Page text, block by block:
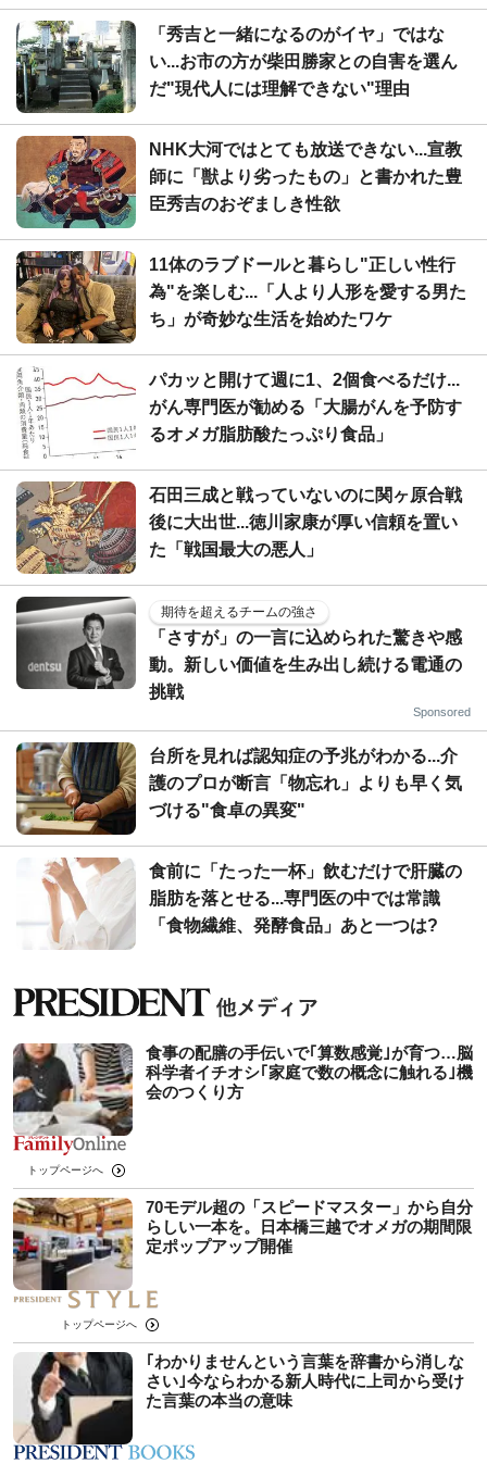
「秀吉と一緒になるのがイヤ」ではな
い...お市の方が柴田勝家との自害を選ん
だ"現代人には理解できない"理由
NHK大河ではとても放送できない...宣教
師に「獣より劣ったもの」と書かれた豊
臣秀吉のおぞましき性欲
11体のラブドールと暮らし"正しい性行
為"を楽しむ...「人より人形を愛する男た
ち」が奇妙な生活を始めたワケ
パカッと開けて週に1、2個食べるだけ...
がん専門医が勧める「大腸がんを予防す
るオメガ脂肪酸たっぷり食品」
石田三成と戦っていないのに関ヶ原合戦
後に大出世...徳川家康が厚い信頼を置い
た「戦国最大の悪人」
期待を超えるチームの強さ
「さすが」の一言に込められた驚きや感
動。新しい価値を生み出し続ける電通の
挑戦
Sponsored
台所を見れば認知症の予兆がわかる...介
護のプロが断言「物忘れ」よりも早く気
づける"食卓の異変"
食前に「たった一杯」飲むだけで肝臓の
脂肪を落とせる...専門医の中では常識
「食物繊維、発酵食品」あと一つは?
食事の配膳の手伝いで｢算数感覚｣が育つ…脳
科学者イチオシ｢家庭で数の概念に触れる｣機
会のつくり方
トップページへ
70モデル超の「スピードマスター」から自分
らしい一本を。日本橋三越でオメガの期間限
定ポップアップ開催
トップページへ
｢わかりませんという言葉を辞書から消しな
さい｣今ならわかる新人時代に上司から受け
た言葉の本当の意味